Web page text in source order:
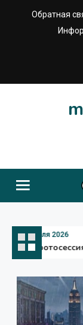
Обратная
31 июля 2026
ИИ фотосессия